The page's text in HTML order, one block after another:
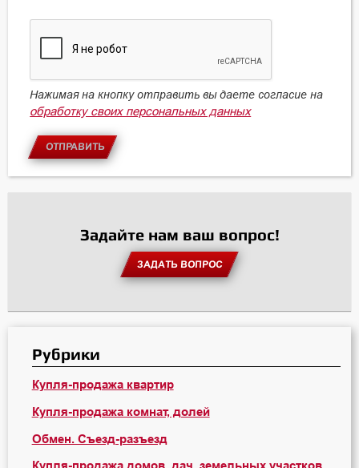
Нажимая на кнопку отправить вы даете согласие на
обработку своих персональных данных
ОТПРАВИТЬ
Задайте нам ваш вопрос!
ЗАДАТЬ ВОПРОС
Рубрики
Купля-продажа квартир
Купля-продажа комнат, долей
Обмен. Съезд-разъезд